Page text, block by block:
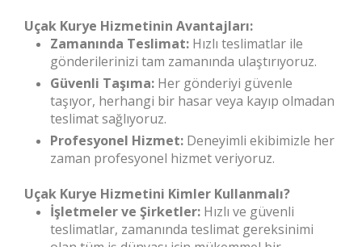
Uçak Kurye Hizmetinin Avantajları:
Zamanında Teslimat: Hızlı teslimatlar ile
gönderilerinizi tam zamanında ulaştırıyoruz.
Güvenli Taşıma: Her gönderiyi güvenle
taşıyor, herhangi bir hasar veya kayıp olmadan
teslimat sağlıyoruz.
Profesyonel Hizmet: Deneyimli ekibimizle her
zaman profesyonel hizmet veriyoruz.
Uçak Kurye Hizmetini Kimler Kullanmalı?
İşletmeler ve Şirketler: Hızlı ve güvenli
teslimatlar, zamanında teslimat gereksinimi